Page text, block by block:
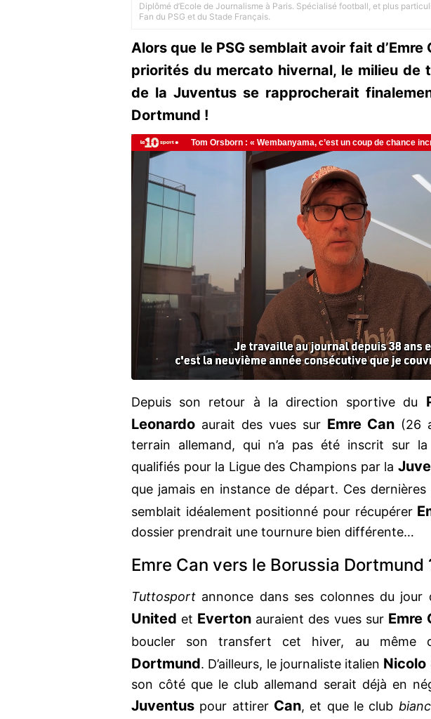
Diplômé d’Ecole de Journalisme à Paris. Spécialisé football, et plus
Fan du PSG et du Stade Français.
Alors que le PSG semblait avoir fait d’Emre
priorités du mercato hivernal, le milieu de
de la Juventus se rapprocherait
Dortmund !
Depuis son retour à la direction sportive du
Leonardo aurait des vues sur Emre Can (26
terrain allemand, qui n’a pas été inscrit sur
qualifiés pour la Ligue des Champions par la
que jamais en instance de départ. Ces dernières
semblait idéalement positionné pour récupérer
dossier prendrait une tournure bien différente…
Emre Can vers le Borussia Dortmund
Tuttosport annonce dans ses colonnes du jour
United et Everton auraient des vues sur Emre
boucler son transfert cet hiver, au même
Dortmund. D’ailleurs, le journaliste italien Nicolo
son côté que le club allemand serait déjà en
Juventus pour attirer Can, et que le club